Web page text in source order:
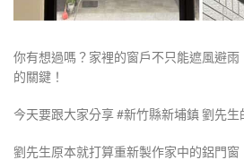
你有想過嗎？家裡的窗戶不只能遮風避
的關鍵！
今天要跟大家分享 #新竹縣新埔鎮 劉先生
劉先生原本就打算重新製作家中的鋁門